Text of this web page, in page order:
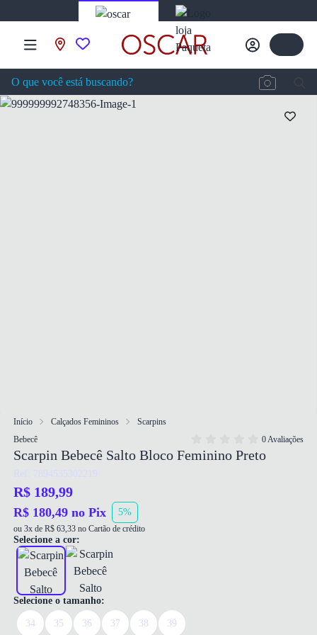
Início Calçados Femininos
Scarpins
Bebecê
0 Avaliações
Scarpin Bebecê Salto Bloco Feminino Preto
Ref: 7894535302219
R$ 189,99
R$ 180,49 no Pix 5%
ou 3x de R$ 63,33 no Cartão de crédito
Selecione a cor:
Selecione o tamanho:
34 35 36 37 38 39